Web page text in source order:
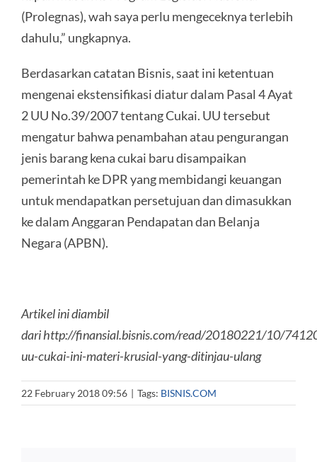
(Prolegnas), wah saya perlu mengeceknya terlebih
dahulu,” ungkapnya.
Berdasarkan catatan Bisnis, saat ini ketentuan
mengenai ekstensifikasi diatur dalam Pasal 4 Ayat
2 UU No.39/2007 tentang Cukai. UU tersebut
mengatur bahwa penambahan atau pengurangan
jenis barang kena cukai baru disampaikan
pemerintah ke DPR yang membidangi keuangan
untuk mendapatkan persetujuan dan dimasukkan
ke dalam Anggaran Pendapatan dan Belanja
Negara (APBN).
Artikel ini diambil
dari http://finansial.bisnis.com/read/20180221/10/
uu-cukai-ini-materi-krusial-yang-ditinjau-ulang
22 February 2018 09:56 | Tags: BISNIS.COM